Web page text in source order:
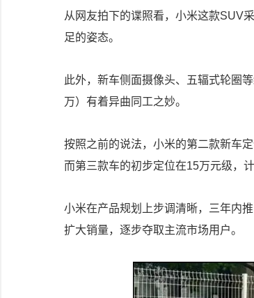
从网友拍下的谍照看，小米这款SUV
足的姿态。
此外，新车侧面摄像头、五辐式轮圈
万）有着异曲同工之妙。
按照之前的说法，小米的第二款新车
而第三款车的初步定位在15万元级，
小米在产品规划上步调清晰，三年内
扩大销量，逐步夺取主流市场用户。